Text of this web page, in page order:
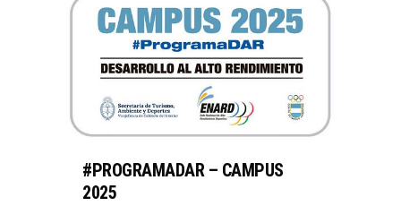
#PROGRAMADAR – CAMPUS
2025